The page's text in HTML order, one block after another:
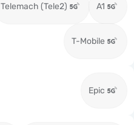
Telemach (Tele2) A1
T-Mobile
Epic